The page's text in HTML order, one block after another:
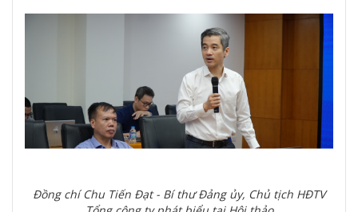
Đồng chí Chu Tiến Đạt - Bí thư Đảng ủy, Chủ tịch HĐTV